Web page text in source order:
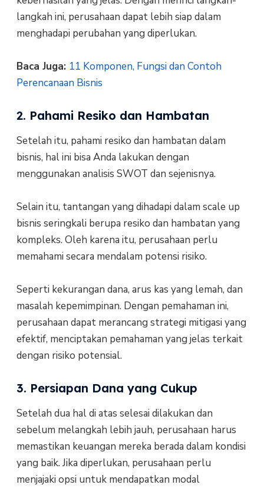
langkah ini, perusahaan dapat lebih siap dalam
menghadapi perubahan yang diperlukan.
Baca Juga: 11 Komponen, Fungsi dan Contoh
Perencanaan Bisnis
2. Pahami Resiko dan Hambatan
Setelah itu, pahami resiko dan hambatan dalam
bisnis, hal ini bisa Anda lakukan dengan
menggunakan analisis SWOT dan sejenisnya.
Selain itu, tantangan yang dihadapi dalam scale up
bisnis seringkali berupa resiko dan hambatan yang
kompleks. Oleh karena itu, perusahaan perlu
memahami secara mendalam potensi risiko.
Seperti kekurangan dana, arus kas yang lemah, dan
masalah kepemimpinan. Dengan pemahaman ini,
perusahaan dapat merancang strategi mitigasi yang
efektif, menciptakan pemahaman yang jelas terkait
dengan risiko potensial.
3. Persiapan Dana yang Cukup
Setelah dua hal di atas selesai dilakukan dan
sebelum melangkah lebih jauh, perusahaan harus
memastikan keuangan mereka berada dalam kondisi
yang baik. Jika diperlukan, perusahaan perlu
menjajaki opsi untuk mendapatkan modal